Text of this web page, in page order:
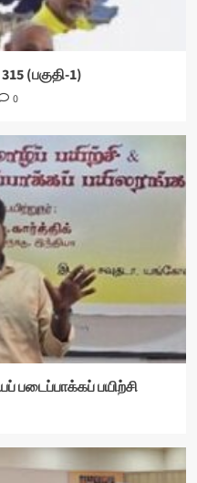
(பகுதி-1)
0
படைப்பாக்கப் பயிற்சி